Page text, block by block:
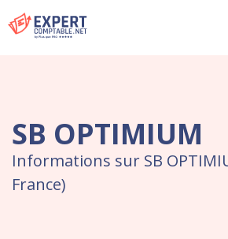
SB OPTIMIUM
Informations sur SB
France)